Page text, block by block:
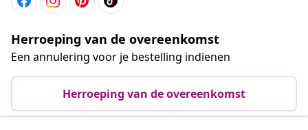
Herroeping van de overeenkomst
Een annulering voor je bestelling indienen
Herroeping van de overeenkomst